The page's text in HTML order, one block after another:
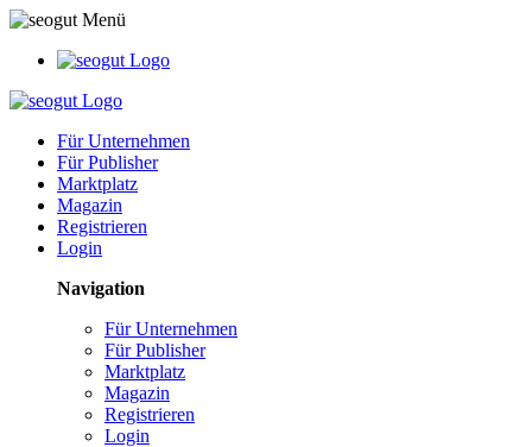
Für Unternehmen
Für Publisher
Marktplatz
Magazin
Registrieren
Login
Navigation
Für Unternehmen
Für Publisher
Marktplatz
Magazin
Registrieren
Login